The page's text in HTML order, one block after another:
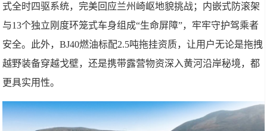
式全时四驱系统，完美回应兰州崎岖地貌挑战；内嵌式防滚架
与13个独立刚度环笼式车身组成“生命屏障”，牢牢守护驾乘者
安全。此外，BJ40燃油标配2.5吨拖挂资质，让用户无论是拖拽
越野装备穿越戈壁，还是携带露营物资深入黄河沿岸秘境，都
更具实用性。